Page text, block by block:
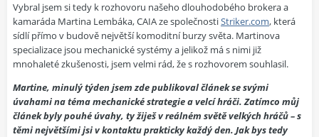
Vybral jsem si tedy k rozhovoru našeho dlouhodobého brokera a
kamaráda Martina Lembáka, CAIA ze společnostiStriker.com, která
sídlí přímo v budově největší komoditní burzy světa. Martinova
specializace jsou mechanické systémy a jelikož má s nimi již
mnohaleté zkušenosti, jsem velmi rád, že s rozhovorem souhlasil.
Martine, minulý týden jsem zde publikoval článek se svými
úvahami na téma mechanické strategie a velcí hráči. Zatímco můj
článek byly pouhé úvahy, ty žiješ v reálném světě velkých hráčů – s
těmi největšími jsi v kontaktu prakticky každý den. Jak bys tedy